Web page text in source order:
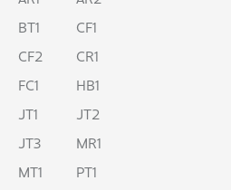
BT1
CF1
CF2
CR1
FC1
HB1
JT1
JT2
JT3
MR1
MT1
PT1